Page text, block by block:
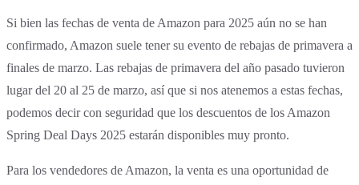
Si bien las fechas de venta de Amazon para 2025 aún no se han
confirmado, Amazon suele tener su evento de rebajas de primavera a
finales de marzo. Las rebajas de primavera del año pasado tuvieron
lugar del 20 al 25 de marzo, así que si nos atenemos a estas fechas,
podemos decir con seguridad que los descuentos de los Amazon
Spring Deal Days 2025 estarán disponibles muy pronto.
Para los vendedores de Amazon, la venta es una oportunidad de